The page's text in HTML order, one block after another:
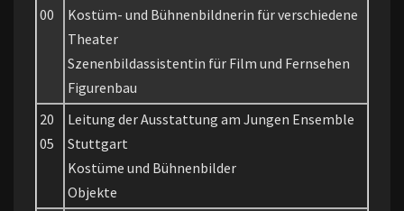
00
Kostüm- und Bühnenbildnerin für verschiedene
Theater
Szenenbildassistentin für Film und Fernsehen
Figurenbau
20
05
Leitung der Ausstattung am Jungen Ensemble
Stuttgart
Kostüme und Bühnenbilder
Objekte